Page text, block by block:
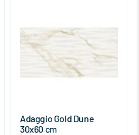
Adaggio Gold Dune
30x60 cm